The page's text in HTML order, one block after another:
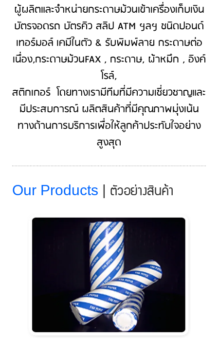
ผู้ผลิตและจำหน่ายกระดาษม้วนเข้าเครื่องเก็บเงิน
บัตรจอดรถ บัตรคิว สลิป ATM ฯลฯ ชนิดปอนด์
เทอร์มอล์ เคมีในตัว & รับพิมพ์ลาย กระดาษต่อ
เนื่อง,กระดาษม้วนFAX , กระดาษ, ผ้าหมึก , อิงค์
โรล์,
สติกเกอร์โดยทางเรามีทีมที่มีความเชี่ยวชาญและ
มีประสบการณ์ ผลิตสินค้าที่มีคุณภาพมุ่งเน้น
ทางด้านการบริการเพื่อให้ลูกค้าประทับใจอย่าง
สูงสุด
Our Products | ตัวอย่างสินค้า